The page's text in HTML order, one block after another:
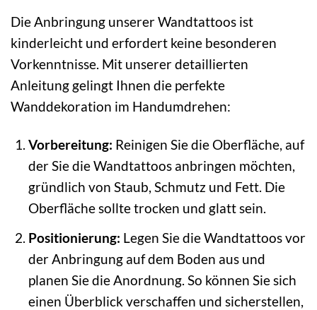
Die Anbringung unserer Wandtattoos ist
kinderleicht und erfordert keine besonderen
Vorkenntnisse. Mit unserer detaillierten
Anleitung gelingt Ihnen die perfekte
Wanddekoration im Handumdrehen:
Vorbereitung: Reinigen Sie die Oberfläche, auf
der Sie die Wandtattoos anbringen möchten,
gründlich von Staub, Schmutz und Fett. Die
Oberfläche sollte trocken und glatt sein.
Positionierung: Legen Sie die Wandtattoos vor
der Anbringung auf dem Boden aus und
planen Sie die Anordnung. So können Sie sich
einen Überblick verschaffen und sicherstellen,